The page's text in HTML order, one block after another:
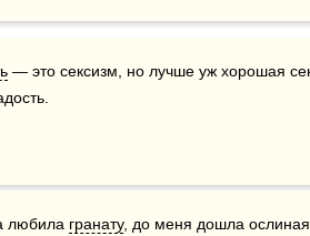
— это сексизм, но лучше уж хорошая
любила гранату, до меня дошла ослиная